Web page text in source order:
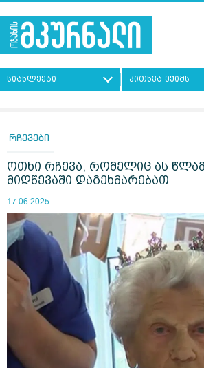
სიახლეები კითხვა ექიმს
რჩევები
ოთხი რჩევა, რომელიც ას
მიღწევაში დაგეხმარებათ
17.06.2025